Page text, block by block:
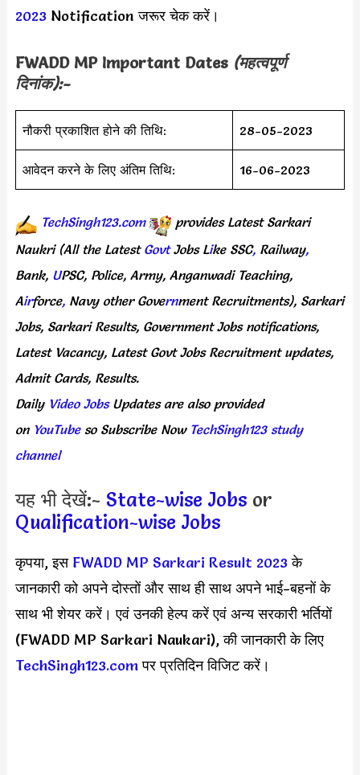
2023Notification जरूर चेक करें।
FWADD MP Important Dates (महत्वपूर्ण
दिनांक):-
नौकरी प्रकाशित होने की तिथि: 28-05-2023
आवेदन करने के लिए अंतिम तिथि: 16-06-2023
TechSingh123.com provides Latest Sarkari
Naukri (All the Latest Govt Jobs Like SSC, Railway,
Bank, UPSC, Police, Army, Anganwadi Teaching,
Airforce, Navy other Government Recruitments), Sarkari
Jobs, Sarkari Results, Government Jobs notifications,
Latest Vacancy, Latest Govt Jobs Recruitment updates,
Admit Cards, Results.
Daily Video JobsUpdates are also provided
on YouTubeso Subscribe Now TechSingh123 study
channel
यह भी देखें:- State-wise Jobs or
Qualification-wise Jobs
कृपया, इस FWADD MP Sarkari Result 2023के
जानकारी को अपने दोस्तों और साथ ही साथ अपने भाई-बहनों के
साथ भी शेयर करें। एवं उनकी हेल्प करें एवं अन्य सरकारी भर्तियों
(FWADD MP Sarkari Naukari), की जानकारी के लिए
TechSingh123.comपर प्रतिदिन विजिट करें।